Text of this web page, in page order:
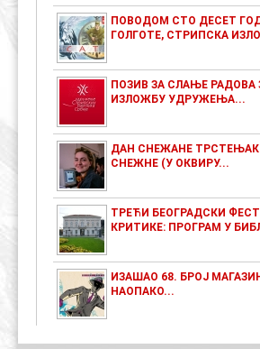
ПОВОДОМ СТО ДЕСЕТ
ГОЛГОТЕ, СТРИПСКА
ПОЗИВ ЗА СЛАЊЕ
ИЗЛОЖБУ УДРУЖЕЊА...
ДАН СНЕЖАНЕ ТРСТЕЊАК
СНЕЖНЕ (У ОКВИРУ...
ТРЕЋИ БЕОГРАДСКИ
КРИТИКЕ: ПРОГРАМ У
ИЗАШАО 68. БРОЈ
НАОПАКО...